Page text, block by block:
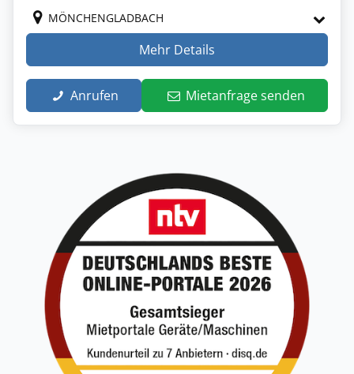
MÖNCHENGLADBACH
Mehr Details
Anrufen Mietanfrage senden